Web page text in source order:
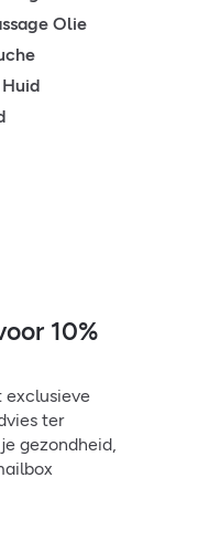
Olie
10%
exclusieve
ter
gezondheid,